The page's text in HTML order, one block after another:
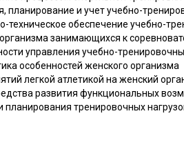
планирование и учет учебно-
техническое обеспечение учебно-
занимающихся к
управления учебно-
особенностей женского организма
легкой атлетикой на женский
развития функциональных
планирования тренировочных